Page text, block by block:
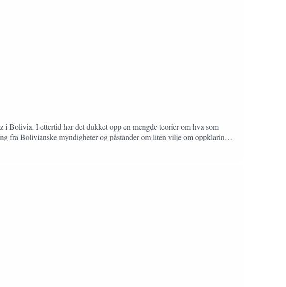
I ettertid har det dukket opp en mengde teorier om hva som
fra Bolivianske myndigheter og påstander om liten vilje om oppklaring
egentlig noe i disse ryktene? Og hva i alle dager var det med alle